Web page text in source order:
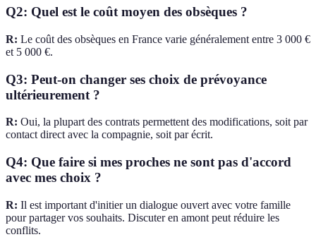
Q2: Quel est le coût moyen des obsèques ?
R: Le coût des obsèques en France varie généralement entre 3 000 €
et 5 000 €.
Q3: Peut-on changer ses choix de prévoyance
ultérieurement ?
R: Oui, la plupart des contrats permettent des modifications, soit par
contact direct avec la compagnie, soit par écrit.
Q4: Que faire si mes proches ne sont pas d'accord
avec mes choix ?
R: Il est important d'initier un dialogue ouvert avec votre famille
pour partager vos souhaits. Discuter en amont peut réduire les
conflits.